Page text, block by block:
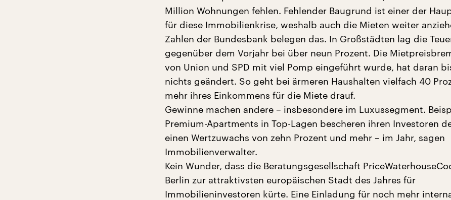
Million Wohnungen fehlen. Fehlender Baugrund ist einer der
für diese Immobilienkrise, weshalb auch die Mieten weiter
Zahlen der Bundesbank belegen das. In Großstädten lag die
gegenüber dem Vorjahr bei über neun Prozent. Die
von Union und SPD mit viel Pomp eingeführt wurde, hat daran
nichts geändert. So geht bei ärmeren Haushalten vielfach 40
mehr ihres Einkommens für die Miete drauf.
Gewinne machen andere – insbesondere im Luxussegment.
Premium-Apartments in Top-Lagen bescheren ihren Investoren
einen Wertzuwachs von zehn Prozent und mehr – im Jahr, sagen
Immobilienverwalter.
Kein Wunder, dass die Beratungsgesellschaft
Berlin zur attraktivsten europäischen Stadt des Jahres für
Immobilieninvestoren kürte. Eine Einladung für noch mehr